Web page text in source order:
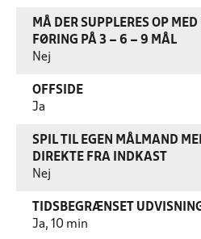
MÅ DER SUPPLERES OP
FØRING PÅ 3 – 6 – 9 MÅL
Nej
OFFSIDE
Ja
SPIL TIL EGEN MÅLMAND
DIREKTE FRA INDKAST
Nej
TIDSBEGRÆNSET
Ja, 10 min